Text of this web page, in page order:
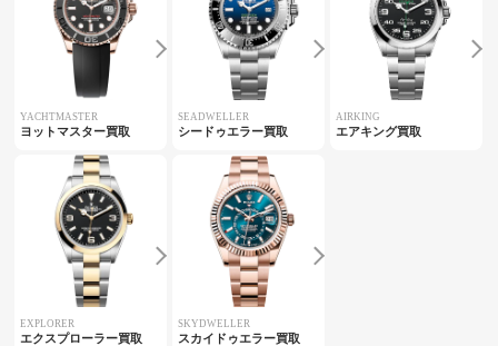
YACHTMASTER
ヨットマスター買取
SEADWELLER
シードゥエラー買取
AIRKING
エアキング買取
EXPLORER
エクスプローラー買取
SKYDWELLER
スカイドゥエラー買取